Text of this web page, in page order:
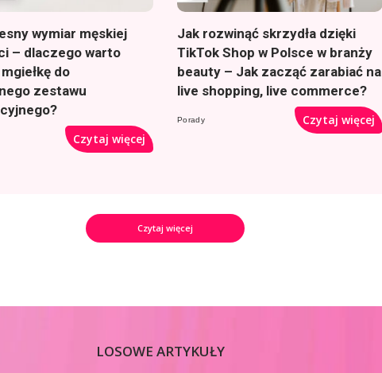
wymiar męskiej
– dlaczego warto
do
zestawu
Czytaj więcej
Jak rozwinąć skrzydła dzięki
TikTok Shop w Polsce w branży
beauty – Jak zacząć zarabiać na
live shopping, live commerce?
Porady Czytaj więcej
Czytaj więcej
LOSOWE ARTYKUŁY